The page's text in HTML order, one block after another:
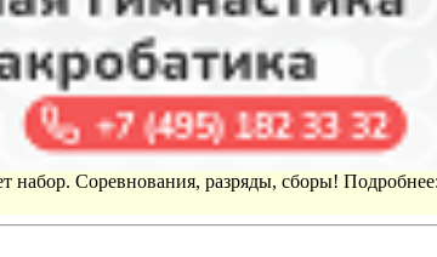
набор. Соревнования, разряды, сборы!